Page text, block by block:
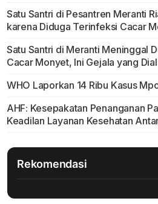
Satu Santri di Pesantren Meranti
karena Diduga Terinfeksi Cacar
Satu Santri di Meranti Meninggal
Cacar Monyet, Ini Gejala yang
WHO Laporkan 14 Ribu Kasus
AHF: Kesepakatan Penanganan
Keadilan Layanan Kesehatan
Rekomendasi